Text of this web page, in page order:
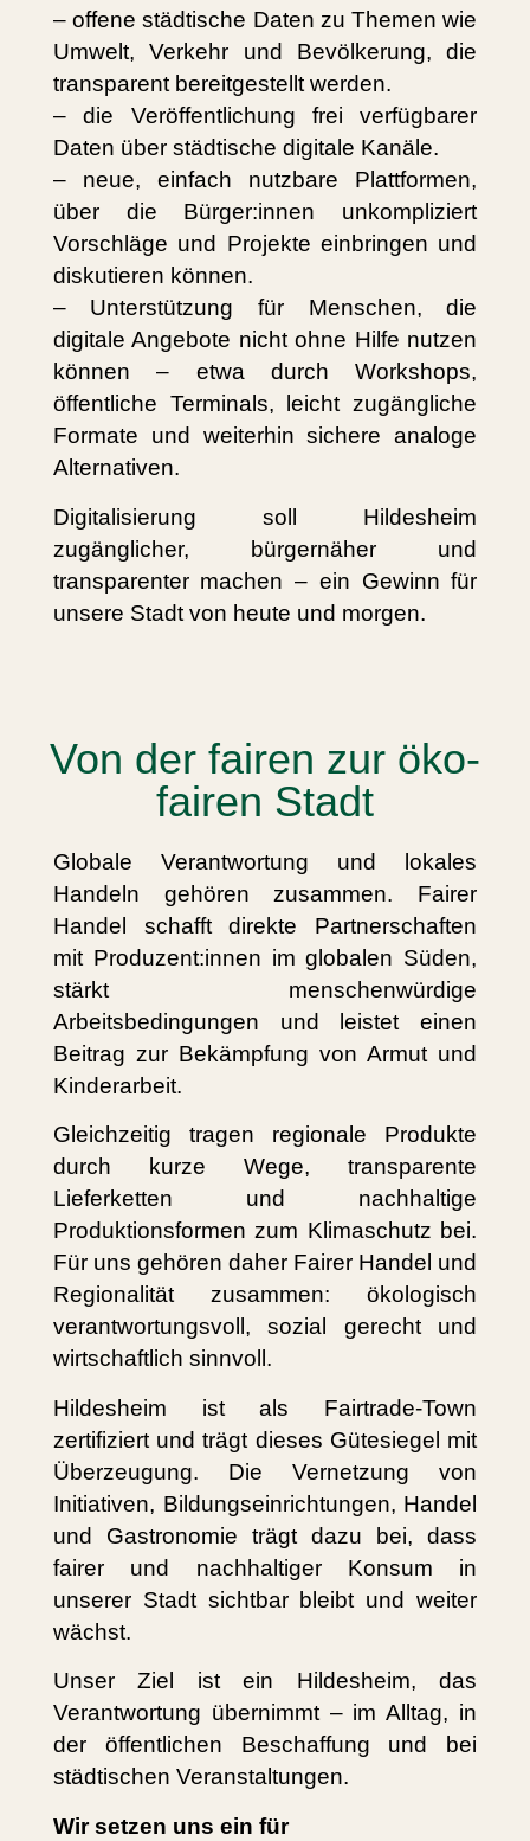
– offene städtische Daten zu Themen wie
Umwelt, Verkehr und Bevölkerung, die
transparent bereitgestellt werden.
– die Veröffentlichung frei verfügbarer
Daten über städtische digitale Kanäle.
– neue, einfach nutzbare Plattformen,
über die Bürger:innen unkompliziert
Vorschläge und Projekte einbringen und
diskutieren können.
– Unterstützung für Menschen, die
digitale Angebote nicht ohne Hilfe nutzen
können – etwa durch Workshops,
öffentliche Terminals, leicht zugängliche
Formate und weiterhin sichere analoge
Alternativen.
Digitalisierung soll Hildesheim
zugänglicher, bürgernäher und
transparenter machen – ein Gewinn für
unsere Stadt von heute und morgen.
Von der fairen zur öko-
fairen Stadt
Globale Verantwortung und lokales
Handeln gehören zusammen. Fairer
Handel schafft direkte Partnerschaften
mit Produzent:innen im globalen Süden,
stärkt menschenwürdige
Arbeitsbedingungen und leistet einen
Beitrag zur Bekämpfung von Armut und
Kinderarbeit.
Gleichzeitig tragen regionale Produkte
durch kurze Wege, transparente
Lieferketten und nachhaltige
Produktionsformen zum Klimaschutz bei.
Für uns gehören daher Fairer Handel und
Regionalität zusammen: ökologisch
verantwortungsvoll, sozial gerecht und
wirtschaftlich sinnvoll.
Hildesheim ist als Fairtrade-Town
zertifiziert und trägt dieses Gütesiegel mit
Überzeugung. Die Vernetzung von
Initiativen, Bildungseinrichtungen, Handel
und Gastronomie trägt dazu bei, dass
fairer und nachhaltiger Konsum in
unserer Stadt sichtbar bleibt und weiter
wächst.
Unser Ziel ist ein Hildesheim, das
Verantwortung übernimmt – im Alltag, in
der öffentlichen Beschaffung und bei
städtischen Veranstaltungen.
Wir setzen uns ein für